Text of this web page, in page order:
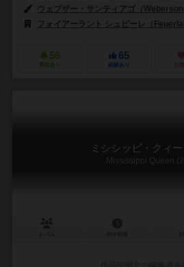
ウェブザー・サンティアゴ（Weberson
フォイアーラント シュピーレ（
56
興味あり
65
経験あり お
ミシシッピ・クィ
Mississippi Queen